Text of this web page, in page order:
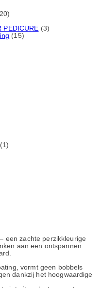
PEDICURE (3)
(15)
(1)
een zachte perzikkleurige
aan een ontspannen
vormt geen bobbels
dankzij het hoogwaardige